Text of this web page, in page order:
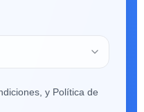
y Política de